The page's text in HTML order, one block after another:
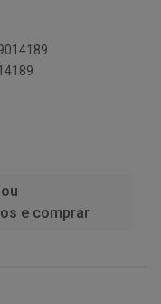
e comprar